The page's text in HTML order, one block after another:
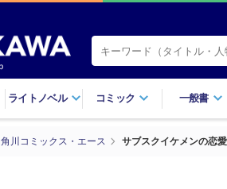
ライトノベル コミック 一般書
角川コミックス・エース サブスクイケメンの恋